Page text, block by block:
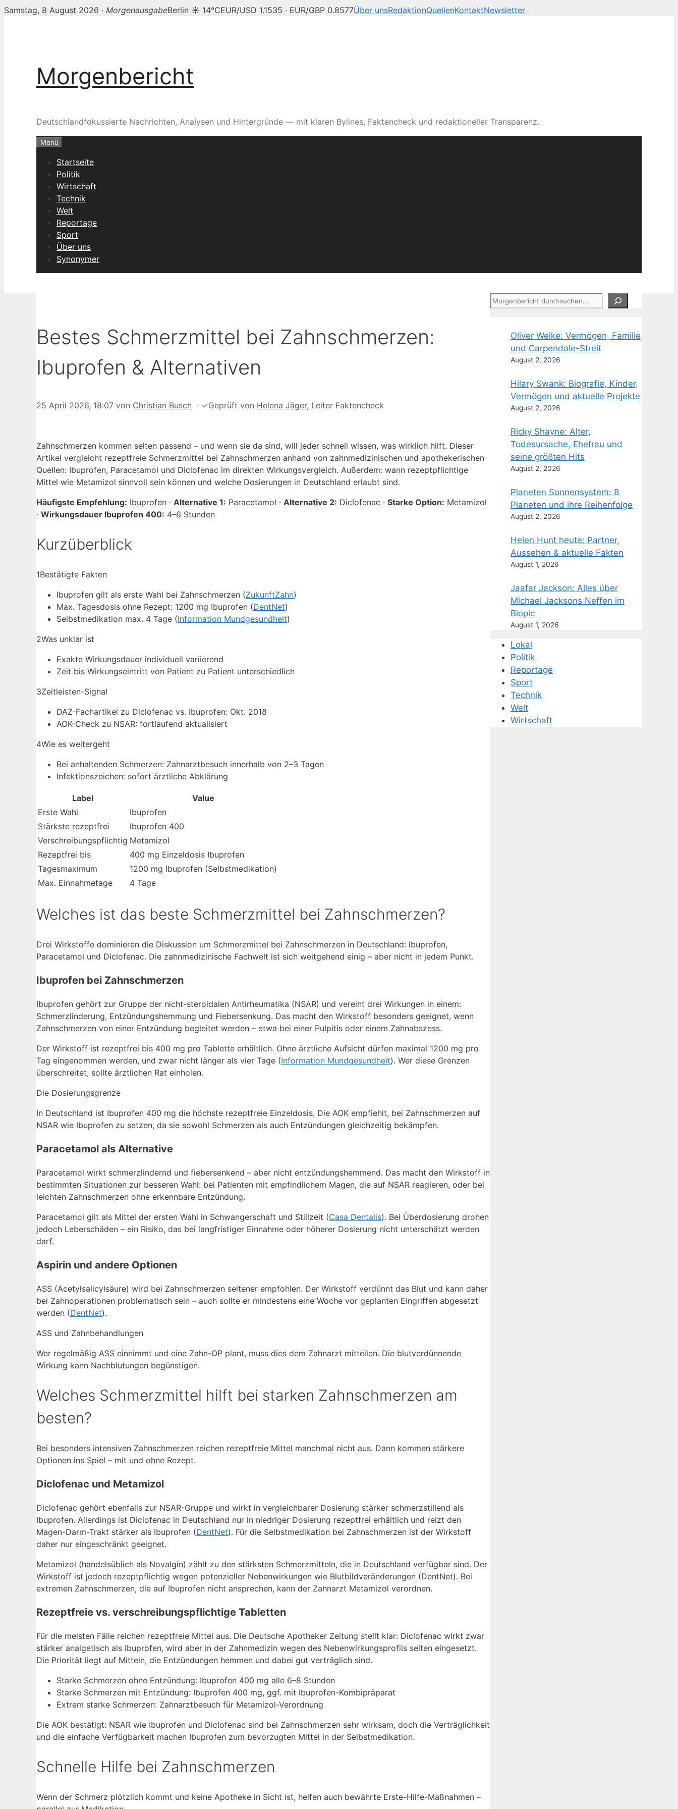
Samstag, 8 August 2026 · MorgenausgabeBerlin ☀ 14°CEUR/USD 1.1535 · EUR/GBP 0.8577Über unsRedaktionQuellenKontaktNewsletter
Morgenbericht
Deutschlandfokussierte Nachrichten, Analysen und Hintergründe — mit klaren Bylines, Faktencheck und redaktioneller Transparenz.
Menü
Startseite
Politik
Wirtschaft
Technik
Welt
Reportage
Sport
Über uns
Synonymer
Bestes Schmerzmittel bei Zahnschmerzen:
Ibuprofen & Alternativen
25 April 2026, 18:07 von Christian Busch · ✓Geprüft von Helena Jäger, Leiter Faktencheck
Zahnschmerzen kommen selten passend – und wenn sie da sind, will jeder schnell wissen, was wirklich hilft. Dieser
Artikel vergleicht rezeptfreie Schmerzmittel bei Zahnschmerzen anhand von zahnmedizinischen und apothekerischen
Quellen: Ibuprofen, Paracetamol und Diclofenac im direkten Wirkungsvergleich. Außerdem: wann rezeptpflichtige
Mittel wie Metamizol sinnvoll sein können und welche Dosierungen in Deutschland erlaubt sind.
Häufigste Empfehlung: Ibuprofen · Alternative 1: Paracetamol · Alternative 2: Diclofenac · Starke Option: Metamizol
· Wirkungsdauer Ibuprofen 400: 4–6 Stunden
Kurzüberblick
1Bestätigte Fakten
Ibuprofen gilt als erste Wahl bei Zahnschmerzen (ZukunftZahn)
Max. Tagesdosis ohne Rezept: 1200 mg Ibuprofen (DentNet)
Selbstmedikation max. 4 Tage (Information Mundgesundheit)
2Was unklar ist
Exakte Wirkungsdauer individuell variierend
Zeit bis Wirkungseintritt von Patient zu Patient unterschiedlich
3Zeitleisten-Signal
DAZ-Fachartikel zu Diclofenac vs. Ibuprofen: Okt. 2018
AOK-Check zu NSAR: fortlaufend aktualisiert
4Wie es weitergeht
Bei anhaltenden Schmerzen: Zahnarztbesuch innerhalb von 2–3 Tagen
Infektionszeichen: sofort ärztliche Abklärung
Label
Value
Erste Wahl
Ibuprofen
Stärkste rezeptfrei
Ibuprofen 400
Verschreibungspflichtig Metamizol
Rezeptfrei bis
400 mg Einzeldosis Ibuprofen
Tagesmaximum
1200 mg Ibuprofen (Selbstmedikation)
Max. Einnahmetage
4 Tage
Welches ist das beste Schmerzmittel bei Zahnschmerzen?
Drei Wirkstoffe dominieren die Diskussion um Schmerzmittel bei Zahnschmerzen in Deutschland: Ibuprofen,
Paracetamol und Diclofenac. Die zahnmedizinische Fachwelt ist sich weitgehend einig – aber nicht in jedem Punkt.
Ibuprofen bei Zahnschmerzen
Ibuprofen gehört zur Gruppe der nicht-steroidalen Antirheumatika (NSAR) und vereint drei Wirkungen in einem:
Schmerzlinderung, Entzündungshemmung und Fiebersenkung. Das macht den Wirkstoff besonders geeignet, wenn
Zahnschmerzen von einer Entzündung begleitet werden – etwa bei einer Pulpitis oder einem Zahnabszess.
Der Wirkstoff ist rezeptfrei bis 400 mg pro Tablette erhältlich. Ohne ärztliche Aufsicht dürfen maximal 1200 mg pro
Tag eingenommen werden, und zwar nicht länger als vier Tage (Information Mundgesundheit). Wer diese Grenzen
überschreitet, sollte ärztlichen Rat einholen.
Die Dosierungsgrenze
In Deutschland ist Ibuprofen 400 mg die höchste rezeptfreie Einzeldosis. Die AOK empfiehlt, bei Zahnschmerzen auf
NSAR wie Ibuprofen zu setzen, da sie sowohl Schmerzen als auch Entzündungen gleichzeitig bekämpfen.
Paracetamol als Alternative
Paracetamol wirkt schmerzlindernd und fiebersenkend – aber nicht entzündungshemmend. Das macht den Wirkstoff in
bestimmten Situationen zur besseren Wahl: bei Patienten mit empfindlichem Magen, die auf NSAR reagieren, oder bei
leichten Zahnschmerzen ohne erkennbare Entzündung.
Paracetamol gilt als Mittel der ersten Wahl in Schwangerschaft und Stillzeit (Casa Dentalis). Bei Überdosierung drohen
jedoch Leberschäden – ein Risiko, das bei langfristiger Einnahme oder höherer Dosierung nicht unterschätzt werden
darf.
Aspirin und andere Optionen
ASS (Acetylsalicylsäure) wird bei Zahnschmerzen seltener empfohlen. Der Wirkstoff verdünnt das Blut und kann daher
bei Zahnoperationen problematisch sein – auch sollte er mindestens eine Woche vor geplanten Eingriffen abgesetzt
werden (DentNet).
ASS und Zahnbehandlungen
Wer regelmäßig ASS einnimmt und eine Zahn-OP plant, muss dies dem Zahnarzt mitteilen. Die blutverdünnende
Wirkung kann Nachblutungen begünstigen.
Welches Schmerzmittel hilft bei starken Zahnschmerzen am
besten?
Bei besonders intensiven Zahnschmerzen reichen rezeptfreie Mittel manchmal nicht aus. Dann kommen stärkere
Optionen ins Spiel – mit und ohne Rezept.
Diclofenac und Metamizol
Diclofenac gehört ebenfalls zur NSAR-Gruppe und wirkt in vergleichbarer Dosierung stärker schmerzstillend als
Ibuprofen. Allerdings ist Diclofenac in Deutschland nur in niedriger Dosierung rezeptfrei erhältlich und reizt den
Magen-Darm-Trakt stärker als Ibuprofen (DentNet). Für die Selbstmedikation bei Zahnschmerzen ist der Wirkstoff
daher nur eingeschränkt geeignet.
Metamizol (handelsüblich als Novalgin) zählt zu den stärksten Schmerzmitteln, die in Deutschland verfügbar sind. Der
Wirkstoff ist jedoch rezeptpflichtig wegen potenzieller Nebenwirkungen wie Blutbildveränderungen (DentNet). Bei
extremen Zahnschmerzen, die auf Ibuprofen nicht ansprechen, kann der Zahnarzt Metamizol verordnen.
Rezeptfreie vs. verschreibungspflichtige Tabletten
Für die meisten Fälle reichen rezeptfreie Mittel aus. Die Deutsche Apotheker Zeitung stellt klar: Diclofenac wirkt zwar
stärker analgetisch als Ibuprofen, wird aber in der Zahnmedizin wegen des Nebenwirkungsprofils selten eingesetzt.
Die Priorität liegt auf Mitteln, die Entzündungen hemmen und dabei gut verträglich sind.
Starke Schmerzen ohne Entzündung: Ibuprofen 400 mg alle 6–8 Stunden
Starke Schmerzen mit Entzündung: Ibuprofen 400 mg, ggf. mit Ibuprofen-Kombipräparat
Extrem starke Schmerzen: Zahnarztbesuch für Metamizol-Verordnung
Die AOK bestätigt: NSAR wie Ibuprofen und Diclofenac sind bei Zahnschmerzen sehr wirksam, doch die Verträglichkeit
und die einfache Verfügbarkeit machen Ibuprofen zum bevorzugten Mittel in der Selbstmedikation.
Schnelle Hilfe bei Zahnschmerzen
Wenn der Schmerz plötzlich kommt und keine Apotheke in Sicht ist, helfen auch bewährte Erste-Hilfe-Maßnahmen –
Suchen
Oliver Welke: Vermögen, Familie
und Carpendale-Streit
August 2, 2026
Hilary Swank: Biografie, Kinder,
Vermögen und aktuelle Projekte
August 2, 2026
Ricky Shayne: Alter,
Todesursache, Ehefrau und
seine größten Hits
August 2, 2026
Planeten Sonnensystem: 8
Planeten und ihre Reihenfolge
August 2, 2026
Helen Hunt heute: Partner,
Aussehen & aktuelle Fakten
August 1, 2026
Jaafar Jackson: Alles über
Michael Jacksons Neffen im
Biopic
August 1, 2026
Lokal
Politik
Reportage
Sport
Technik
Welt
Wirtschaft